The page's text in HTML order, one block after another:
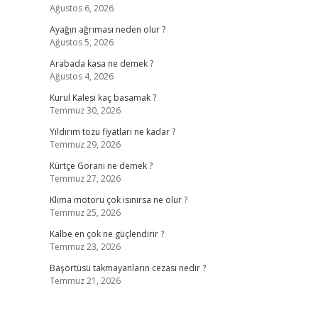
Ağustos 6, 2026
Ayağın ağrıması neden olur ?
Ağustos 5, 2026
Arabada kasa ne demek ?
Ağustos 4, 2026
Kurul Kalesi kaç basamak ?
Temmuz 30, 2026
Yıldırım tozu fiyatları ne kadar ?
Temmuz 29, 2026
Kürtçe Gorani ne demek ?
Temmuz 27, 2026
Klima motoru çok ısınırsa ne olur ?
Temmuz 25, 2026
Kalbe en çok ne güçlendirir ?
Temmuz 23, 2026
Başörtüsü takmayanların cezası nedir ?
Temmuz 21, 2026